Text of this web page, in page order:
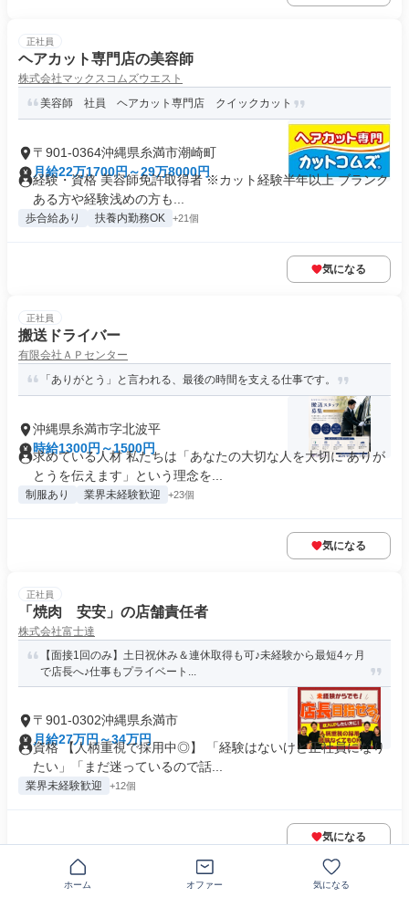
正社員
ヘアカット専門店の美容師
株式会社マックスコムズウエスト
美容師 社員 ヘアカット専門店 クイックカット
〒901-0364沖縄県糸満市潮崎町
月給22万1700円～29万8000円
経験・資格 美容師免許取得者 ※カット経験半年以上 ブランク
ある方や経験浅めの方も...
歩合給あり 扶養内勤務OK +21個
気になる
正社員
搬送ドライバー
有限会社ＡＰセンター
「ありがとう」と言われる、最後の時間を支える仕事です。
沖縄県糸満市字北波平
時給1300円～1500円
求めている人材 私たちは「あなたの大切な人を大切に ありが
とうを伝えます」という理念を...
制服あり 業界未経験歓迎 +23個
気になる
正社員
「焼肉 安安」の店舗責任者
株式会社富士達
【面接1回のみ】土日祝休み＆連休取得も可♪未経験から最短4ヶ月
で店長へ♪仕事もプライベート...
〒901-0302沖縄県糸満市
月給27万円～34万円
資格 【人柄重視で採用中◎】 「経験はないけど正社員になり
たい」「まだ迷っているので話...
業界未経験歓迎 +12個
気になる
ホーム オファー 気になる